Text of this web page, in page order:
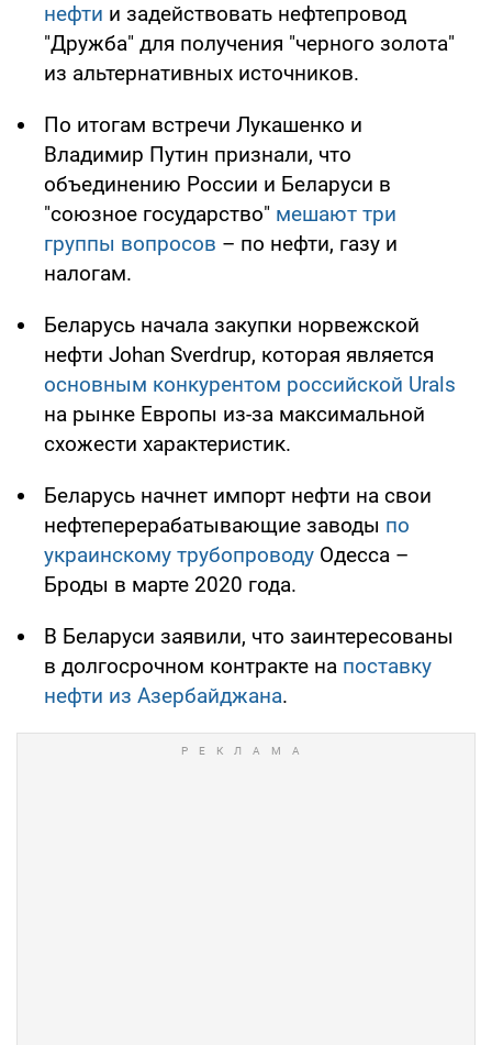
нефти и задействовать нефтепровод
"Дружба" для получения "черного золота"
из альтернативных источников.
По итогам встречи Лукашенко и
Владимир Путин признали, что
объединению России и Беларуси в
"союзное государство" мешают три
группы вопросов – по нефти, газу и
налогам.
Беларусь начала закупки норвежской
нефти Johan Sverdrup, которая является
основным конкурентом российской Urals
на рынке Европы из-за максимальной
схожести характеристик.
Беларусь начнет импорт нефти на свои
нефтеперерабатывающие заводы по
украинскому трубопроводу Одесса –
Броды в марте 2020 года.
В Беларуси заявили, что заинтересованы
в долгосрочном контракте на поставку
нефти из Азербайджана.